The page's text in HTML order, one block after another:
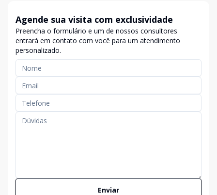
Agende sua visita com exclusividade
Preencha o formulário e um de nossos consultores
entrará em contato com você para um atendimento
personalizado.
Enviar